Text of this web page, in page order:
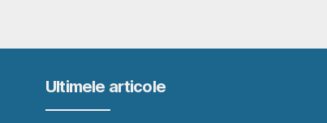
Ultimele articole